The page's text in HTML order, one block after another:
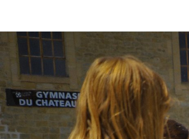
Budget participatif